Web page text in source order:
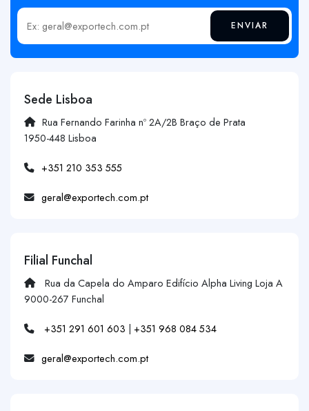
Insira o seu email ENVIAR
Sede Lisboa
Rua Fernando Farinha nº 2A/2B Braço de Prata
1950-448 Lisboa
+351 210 353 555
geral@exportech.com.pt
Filial Funchal
Rua da Capela do Amparo Edifício Alpha Living Loja A
9000-267 Funchal
+351 291 601 603 | +351 968 084 534
geral@exportech.com.pt